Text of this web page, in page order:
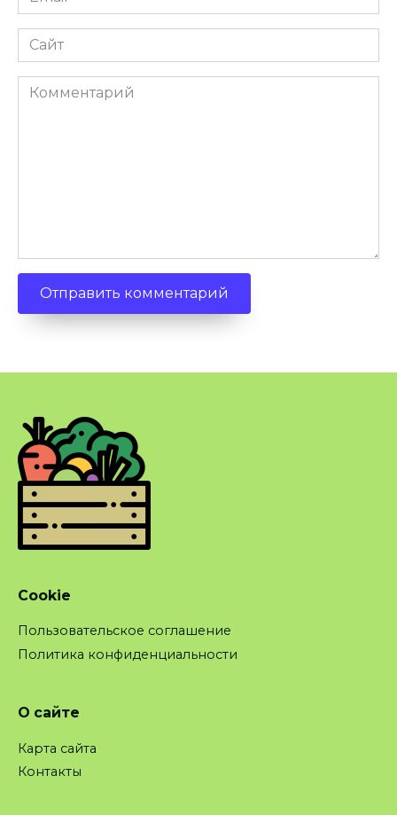
*
Сайт
Комментарий
Cookie
Пользовательское соглашение
Политика конфиденциальности
О сайте
Карта сайта
Контакты